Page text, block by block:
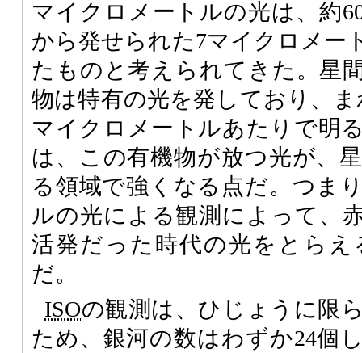
マイクロメートルの光は、約
から発せられた7マイクロメー
たものと考えられてきた。星
物は特有の光を発しており、
マイクロメートルあたりで明
は、この有機物が放つ光が、
る領域で強くなる点だ。つま
ルの光による観測によって、
活発だった時代の光をとら
だ。
ISOの観測は、ひじょうに限
ため、銀河の数はわずか24個